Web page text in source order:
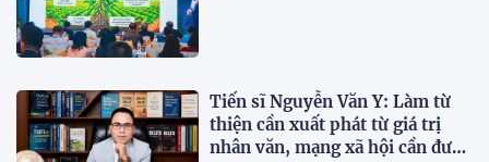
Tiến sĩ Nguyễn Văn Y: Làm từ
thiện cần xuất phát từ giá trị
nhân văn, mạng xã hội cần được